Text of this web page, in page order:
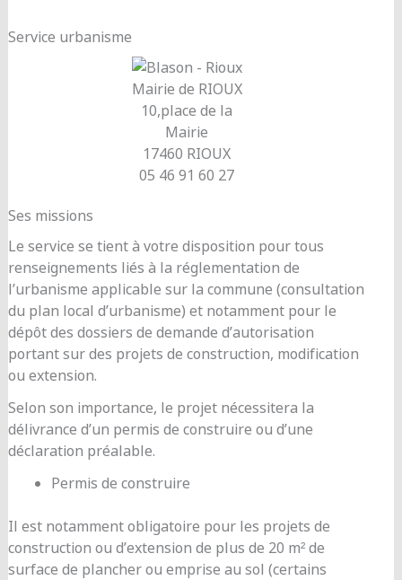
Service urbanisme
Mairie de RIOUX
10,place de la
Mairie
17460 RIOUX
05 46 91 60 27
Ses missions
Le service se tient à votre disposition pour tous
renseignements liés à la réglementation de
l’urbanisme applicable sur la commune (consultation
du plan local d’urbanisme) et notamment pour le
dépôt des dossiers de demande d’autorisation
portant sur des projets de construction, modification
ou extension.
Selon son importance, le projet nécessitera la
délivrance d’un permis de construire ou d’une
déclaration préalable.
Permis de construire
Il est notamment obligatoire pour les projets de
construction ou d’extension de plus de 20 m² de
surface de plancher ou emprise au sol (certains